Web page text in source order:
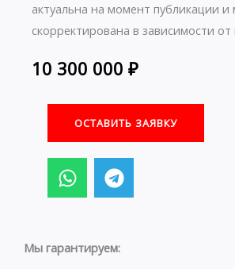
актуальна на момент публикации
скорректирована в зависимости от
10 300 000 ₽
ОСТАВИТЬ ЗАЯВКУ
W
h
a
s
T
e
l
g
Мы гарантируем: